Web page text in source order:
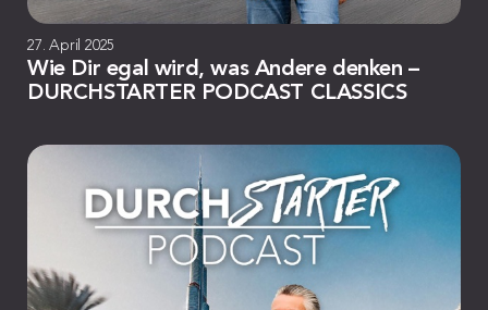
27. April 2025
Wie Dir egal wird, was Andere denken –
DURCHSTARTER PODCAST CLASSICS